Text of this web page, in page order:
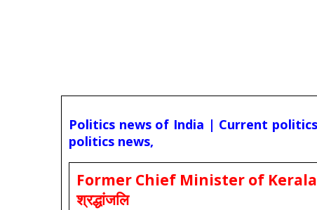
Politics news of India | Current
politics news,
Former Chief Minister of Kerala
श्रद्धांजलि